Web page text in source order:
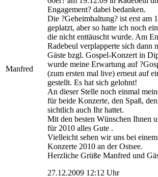
Manfred
Engagement? dabei bedanken.
Die ?Geheimhaltung? ist erst am
geplatzt, aber so hatte ich noch
die nicht enttäuscht wurde. Am
Radebeul verplapperte sich dann
Gäste bzgl. Gospel-Konzert in
wurde meine Erwartung auf
(zum ersten mal live) erneut auf
gestellt. Es hat sich gelohnt!
An dieser Stelle noch einmal
für beide Konzerte, den Spaß,
sichtlich auch Ihr hattet.
Mit den besten Wünschen Ihnen
für 2010 alles Gute .
Vielleicht sehen wir uns bei
Konzerte 2010 an der Ostsee.
Herzliche Grüße Manfred und
27.12.2009 12:12 Uhr